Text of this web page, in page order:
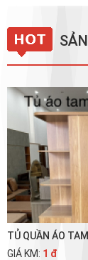
TỦ QUẦN ÁO
GIÁ KM: 1 đ